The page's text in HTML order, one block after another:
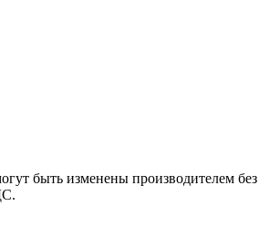
быть изменены производителем без